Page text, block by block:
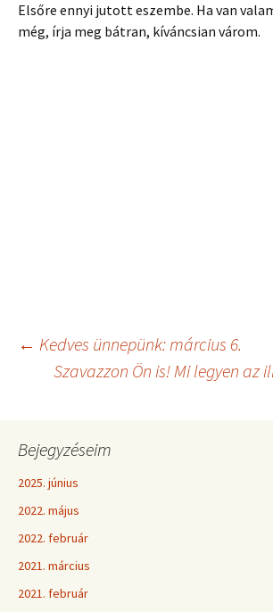
Elsőre ennyi jutott eszembe. Ha van
még, írja meg bátran, kíváncsian várom.
← Kedves ünnepünk: március 6.
Szavazzon Ön is! Mi legyen az
Bejegyzéseim
2025. június
2022. május
2022. február
2021. március
2021. február